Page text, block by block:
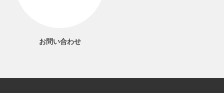
お問い合わせ